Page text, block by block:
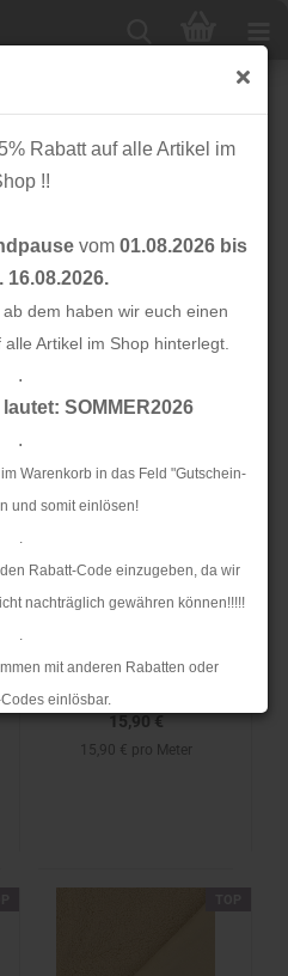
Rabatt auf alle Artikel im
!!
vom 01.08.2026 bis
16.08.2026.
dem haben wir euch einen
Artikel im Shop hinterlegt.
.
SOMMER2026
.
Warenkorb in das Feld "Gutschein-
und somit einlösen!
.
Rabatt-Code einzugeben, da wir
nachträglich gewähren können!!!!!
.
mit anderen Rabatten oder
einlösbar.
Double Sided - Teddy
15,90 €
15,90 € pro Meter